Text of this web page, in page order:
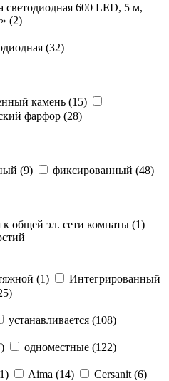
светодиодная 600 LED, 5 м,
(2)
(32)
камень (15)
фарфор (28)
(9) фиксированный (48)
к общей эл. сети комнаты (1)
(1)
Интегрированный
)
устанавливается (108)
) одноместные (122)
1) Aima (14) Cersanit (6)